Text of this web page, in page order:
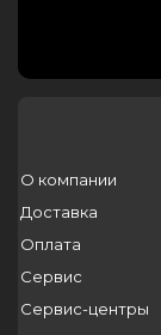
О компании
Доставка
Оплата
Сервис
Сервис-центры